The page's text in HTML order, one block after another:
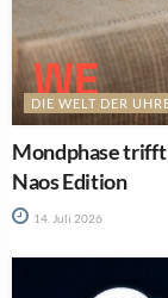
DIE WELT DER
Mondphase trifft
Naos Edition
14. Juli 2026